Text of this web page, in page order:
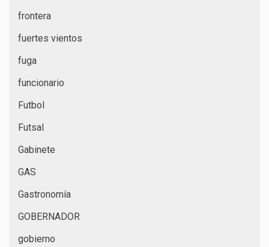
frontera
fuertes vientos
fuga
funcionario
Futbol
Futsal
Gabinete
GAS
Gastronomía
GOBERNADOR
gobierno